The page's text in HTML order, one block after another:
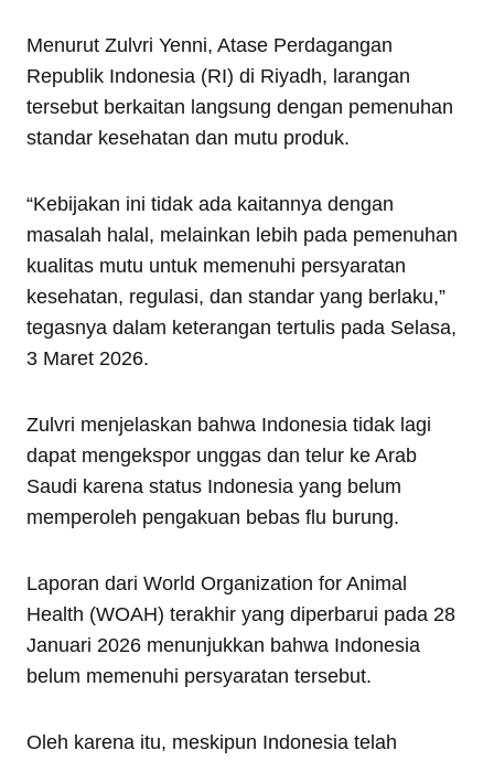
Menurut Zulvri Yenni, Atase Perdagangan
Republik Indonesia (RI) di Riyadh, larangan
tersebut berkaitan langsung dengan pemenuhan
standar kesehatan dan mutu produk.
“Kebijakan ini tidak ada kaitannya dengan
masalah halal, melainkan lebih pada pemenuhan
kualitas mutu untuk memenuhi persyaratan
kesehatan, regulasi, dan standar yang berlaku,”
tegasnya dalam keterangan tertulis pada Selasa,
3 Maret 2026.
Zulvri menjelaskan bahwa Indonesia tidak lagi
dapat mengekspor unggas dan telur ke Arab
Saudi karena status Indonesia yang belum
memperoleh pengakuan bebas flu burung.
Laporan dari World Organization for Animal
Health (WOAH) terakhir yang diperbarui pada 28
Januari 2026 menunjukkan bahwa Indonesia
belum memenuhi persyaratan tersebut.
Oleh karena itu, meskipun Indonesia telah